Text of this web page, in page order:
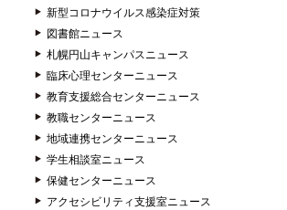
新型コロナウイルス感染症対策
図書館ニュース
札幌円山キャンパスニュース
臨床心理センターニュース
教育支援総合センターニュース
教職センターニュース
地域連携センターニュース
学生相談室ニュース
保健センターニュース
アクセシビリティ支援室ニュース